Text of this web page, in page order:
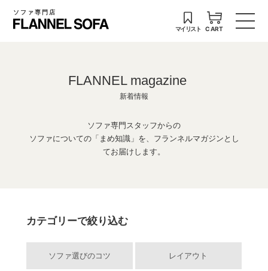
ソファ専門店
マイリスト CART
FLANNEL magazine
新着情報
ソファ専門スタッフからの
ソファについての「まめ知識」を、フランネルマガジンとし
てお届けします。
カテゴリーで絞り込む
ソファ選びのコツ レイアウト